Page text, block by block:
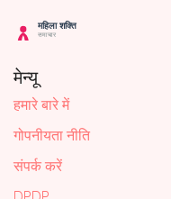
मेन्यू
हमारे बारे में
गोपनीयता नीति
संपर्क करें